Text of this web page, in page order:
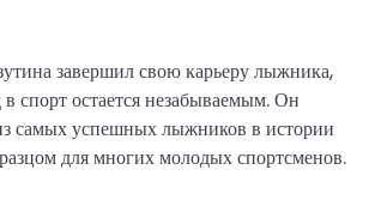
завершил свою карьеру лыжника,
в спорт остается незабываемым. Он
самых успешных лыжников в истории
для многих молодых спортсменов.